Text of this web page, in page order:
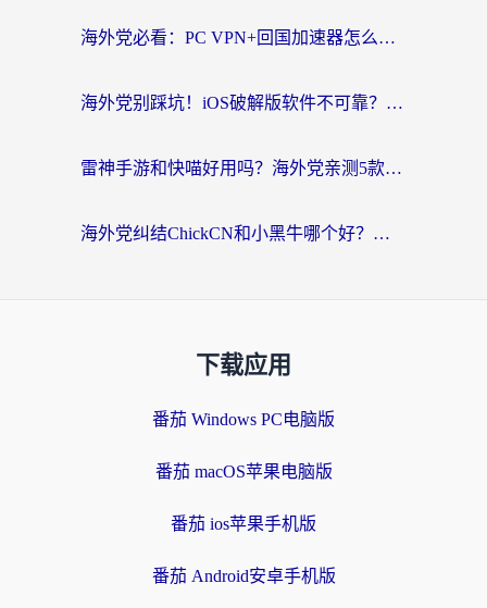
海外党必看：PC VPN+回国加速器怎么选？无缝访问国内资源全攻略
海外党别踩坑！iOS破解版软件不可靠？教你选对回国加速器无缝看国内资源
雷神手游和快喵好用吗？海外党亲测5款回国加速器，附斧牛Bling对比+微信视频号解决办法
海外党纠结ChickCN和小黑牛哪个好？一篇帮你选对回国加速器的实用指南
下载应用
番茄 Windows PC电脑版
番茄 macOS苹果电脑版
番茄 ios苹果手机版
番茄 Android安卓手机版